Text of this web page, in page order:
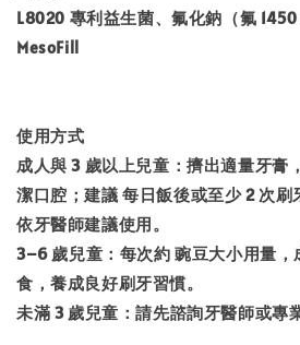
L8020 專利益生菌、氟化鈉（氟
MesoFill
使用方式
成人與 3 歲以上兒童：擠出適量牙膏
潔口腔；建議 每日飯後或至少 2 次
依牙醫師建議使用。
3–6 歲兒童：每次約 豌豆大小用量，
食，養成良好刷牙習慣。
未滿 3 歲兒童：請先諮詢牙醫師或專